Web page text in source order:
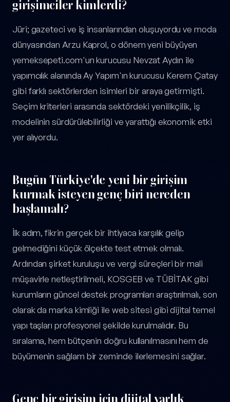
girişimciler kimlerdi?
Jüri; gazeteci ve iş insanlarından oluşuyordu ve moda
dünyasından Arzu Kaprol, o dönem yeni büyüyen
yemeksepeti.com'un kurucusu Nevzat Aydın ile
yapımcılık alanında Ay Yapım'ın kurucusu Kerem Çatay
gibi farklı sektörlerden isimleri bir araya getirmişti.
Seçim kriterleri arasında sektördeki yenilikçilik, iş
modelinin sürdürülebilirliği ve yarattığı ekonomik etki
yer alıyordu.
Bugün Türkiye'de yeni bir girişim
kurmak isteyen genç biri nereden
başlamalı?
İlk adım, fikrin gerçek bir ihtiyaca karşılık gelip
gelmediğini küçük ölçekte test etmek olmalı.
Ardından şirket kuruluşu ve vergi süreçleri bir mali
müşavirle netleştirilmeli, KOSGEB ve TÜBİTAK gibi
kurumların güncel destek programları araştırılmalı, son
olarak da marka kimliği ile web sitesi gibi dijital temel
yapı taşları profesyonel şekilde kurulmalıdır. Bu
sıralama, hem bütçenin doğru kullanılmasını hem de
büyümenin sağlam bir zeminde ilerlemesini sağlar.
Genç bir girişim için dijital varlık